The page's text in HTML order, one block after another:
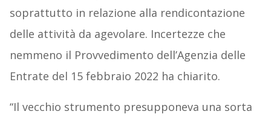
soprattutto in relazione alla rendicontazione
delle attività da agevolare. Incertezze che
nemmeno il Provvedimento dell’Agenzia delle
Entrate del 15 febbraio 2022 ha chiarito.
“Il vecchio strumento presupponeva una sorta